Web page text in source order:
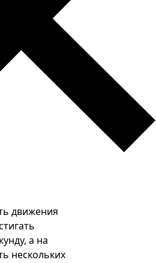
движения
а на
нескольких